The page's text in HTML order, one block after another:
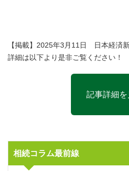
【掲載】2025年3月11日 日本経済
詳細は以下より是非ご覧ください！
記事詳細を
相続コラム最前線